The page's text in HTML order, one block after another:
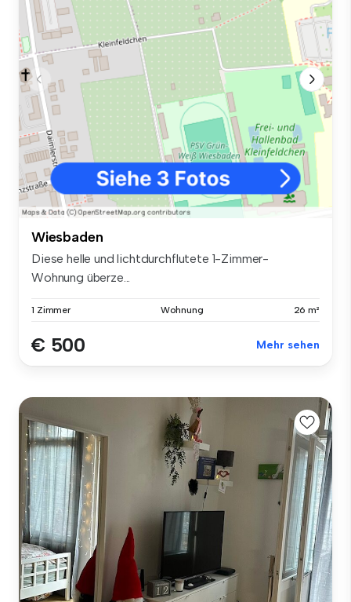
Wiesbaden
Diese helle und lichtdurchflutete 1-Zimmer-
Wohnung überze...
1 Zimmer Wohnung 26 m²
€ 500 Mehr sehen